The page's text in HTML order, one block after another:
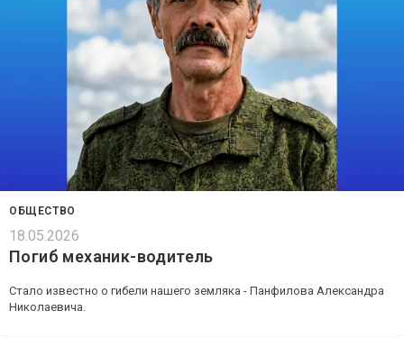
ОБЩЕСТВО
18.05.2026
Погиб механик-водитель
Стало известно о гибели нашего земляка - Панфилова Александра
Николаевича.